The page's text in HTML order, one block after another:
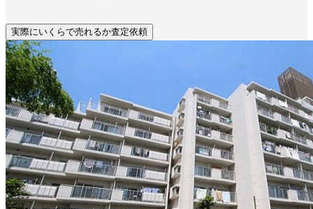
実際にいくらで売れるか査定依頼